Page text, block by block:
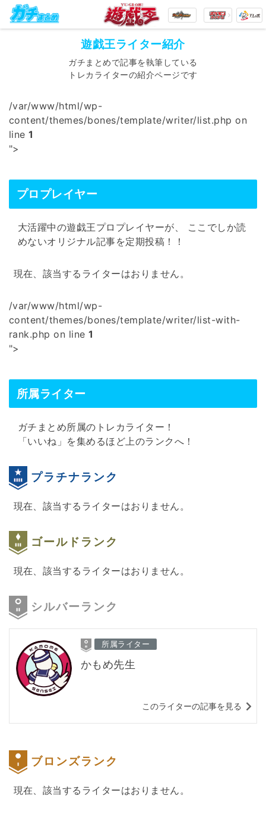
遊戯王ライター紹介
ガチまとめで記事を執筆している
トレカライターの紹介ページです
/var/www/html/wp-
content/themes/bones/template/writer/list.php on
line1
">
プロプレイヤー
大活躍中の遊戯王プロプレイヤーが、 ここでしか読
めないオリジナル記事を定期投稿！！
現在、該当するライターはおりません。
/var/www/html/wp-
content/themes/bones/template/writer/list-with-
rank.php on line1
">
所属ライター
ガチまとめ所属のトレカライター！
「いいね」を集めるほど上のランクへ！
プラチナランク
現在、該当するライターはおりません。
ゴールドランク
現在、該当するライターはおりません。
シルバーランク
所属ライター
かもめ先生
このライターの記事を見る
ブロンズランク
現在、該当するライターはおりません。